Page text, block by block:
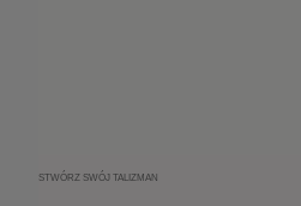
STWÓRZ SWÓJ TALIZMAN